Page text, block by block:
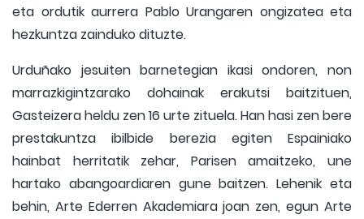
eta ordutik aurrera Pablo Urangaren ongizatea eta
hezkuntza zainduko dituzte.
Urduñako jesuiten barnetegian ikasi ondoren, non
marrazkigintzarako dohainak erakutsi baitzituen,
Gasteizera heldu zen 16 urte zituela. Han hasi zen bere
prestakuntza ibilbide berezia egiten Espainiako
hainbat herritatik zehar, Parisen amaitzeko, une
hartako abangoardiaren gune baitzen. Lehenik eta
behin, Arte Ederren Akademiara joan zen, egun Arte